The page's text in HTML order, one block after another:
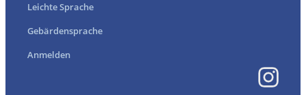
Leichte Sprache
Gebärdensprache
Anmelden